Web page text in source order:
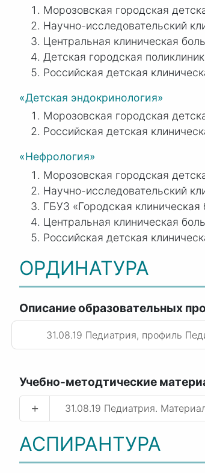
Морозовская городская
Научно-исследовательский
Центральная клиническая
Детская городская
Российская детская
«Детская эндокринология»
Морозовская городская
Российская детская
«Нефрология»
Морозовская городская
Научно-исследовательский
ГБУЗ «Городская клиническая
Центральная клиническая
Российская детская
ОРДИНАТУРА
Описание образовательных
31.08.19 Педиатрия, профиль
Учебно-методтические
+ 31.08.19 Педиатрия.
АСПИРАНТУРА